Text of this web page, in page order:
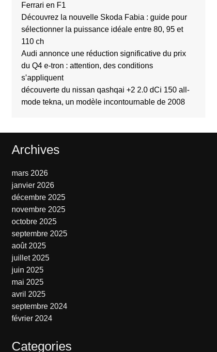
Ferrari en F1
Découvrez la nouvelle Skoda Fabia : guide pour
sélectionner la puissance idéale entre 80, 95 et
110 ch
Audi annonce une réduction significative du prix
du Q4 e-tron : attention, des conditions
s’appliquent
découverte du nissan qashqai +2 2.0 dCi 150 all-
mode tekna, un modèle incontournable de 2008
Archives
mars 2026
janvier 2026
décembre 2025
novembre 2025
octobre 2025
septembre 2025
août 2025
juillet 2025
juin 2025
mai 2025
avril 2025
septembre 2024
février 2024
Categories